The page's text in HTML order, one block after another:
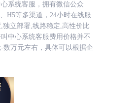
系统客服，拥有微信公众
H5等多渠道，24小时在线服
独立部署,线路稳定,高性价比
中心系统客服费用价格并不
数万元左右，具体可以根据企